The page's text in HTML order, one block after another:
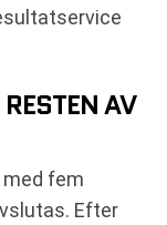
AV
fem
Efter